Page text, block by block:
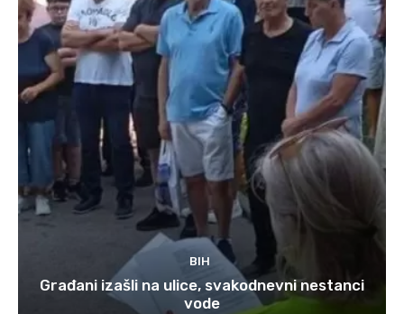
BIH
Građani izašli na ulice, svakodnevni nestanci
vode